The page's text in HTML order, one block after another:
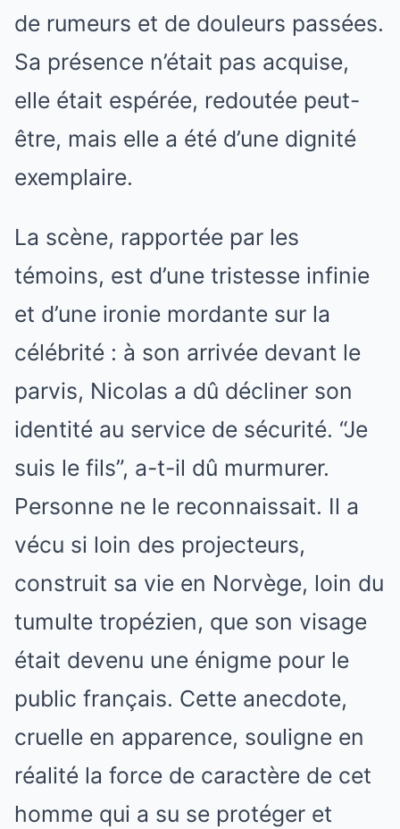
de rumeurs et de douleurs passées.
Sa présence n’était pas acquise,
elle était espérée, redoutée peut-
être, mais elle a été d’une dignité
exemplaire.
La scène, rapportée par les
témoins, est d’une tristesse infinie
et d’une ironie mordante sur la
célébrité : à son arrivée devant le
parvis, Nicolas a dû décliner son
identité au service de sécurité. “Je
suis le fils”, a-t-il dû murmurer.
Personne ne le reconnaissait. Il a
vécu si loin des projecteurs,
construit sa vie en Norvège, loin du
tumulte tropézien, que son visage
était devenu une énigme pour le
public français. Cette anecdote,
cruelle en apparence, souligne en
réalité la force de caractère de cet
homme qui a su se protéger et